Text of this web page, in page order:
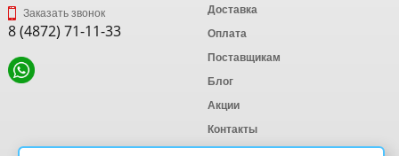
Заказать звонок
8 (4872) 71-11-33
Доставка
Оплата
Поставщикам
Блог
Акции
Контакты